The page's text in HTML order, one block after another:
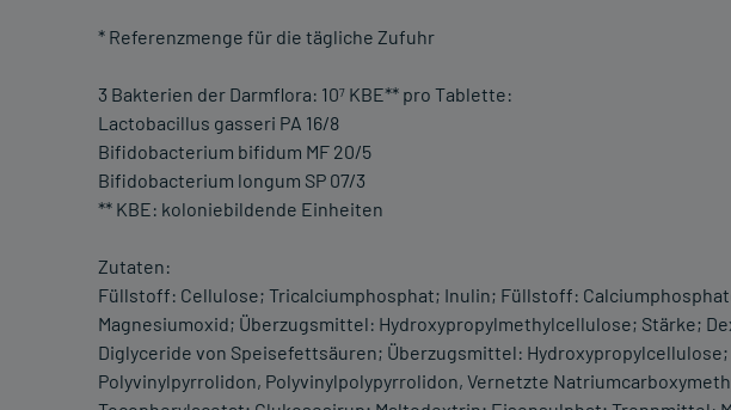
* Referenzmenge für die tägliche Zufuhr
3 Bakterien der Darmflora: 107 KBE** pro Tablette:
Lactobacillus gasseri PA 16/8
Bifidobacterium bifidum MF 20/5
Bifidobacterium longum SP 07/3
** KBE: koloniebildende Einheiten
Zutaten:
Füllstoff: Cellulose; Tricalciumphosphat; Inulin; Füllstoff:
Magnesiumoxid; Überzugsmittel: Hydroxypropylmethylcellulose; Stärke;
Diglyceride von Speisefettsäuren; Überzugsmittel:
Polyvinylpyrrolidon, Polyvinylpolypyrrolidon, Vernetzte